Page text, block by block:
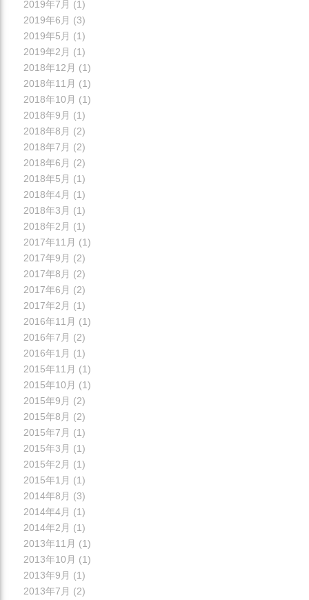
2019年7月 (1)
2019年6月 (3)
2019年5月 (1)
2019年2月 (1)
2018年12月 (1)
2018年11月 (1)
2018年10月 (1)
2018年9月 (1)
2018年8月 (2)
2018年7月 (2)
2018年6月 (2)
2018年5月 (1)
2018年4月 (1)
2018年3月 (1)
2018年2月 (1)
2017年11月 (1)
2017年9月 (2)
2017年8月 (2)
2017年6月 (2)
2017年2月 (1)
2016年11月 (1)
2016年7月 (2)
2016年1月 (1)
2015年11月 (1)
2015年10月 (1)
2015年9月 (2)
2015年8月 (2)
2015年7月 (1)
2015年3月 (1)
2015年2月 (1)
2015年1月 (1)
2014年8月 (3)
2014年4月 (1)
2014年2月 (1)
2013年11月 (1)
2013年10月 (1)
2013年9月 (1)
2013年7月 (2)